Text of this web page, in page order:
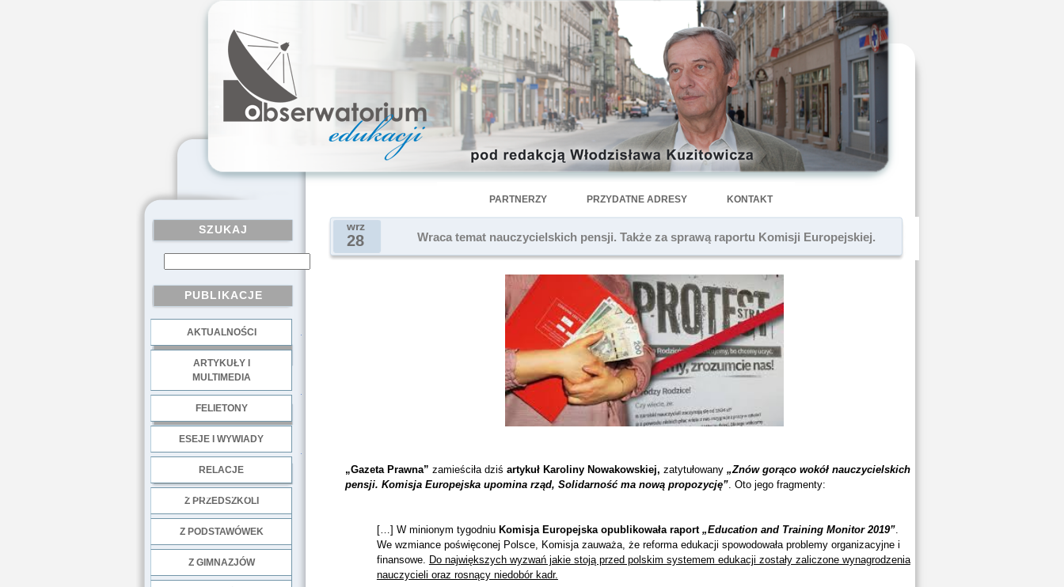
PARTNERZY PRZYDATNE ADRESY KONTAKT
SZUKAJ
PUBLIKACJE
AKTUALNOŚCI
ARTYKUŁY I
MULTIMEDIA
FELIETONY
ESEJE I WYWIADY
RELACJE
Z PRZEDSZKOLI
Z PODSTAWÓWEK
Z GIMNAZJÓW
wrz
28 Wraca temat nauczycielskich pensji. Także za sprawą raportu Komisji Europejskiej.
„Gazeta Prawna” zamieściła dziś artykuł Karoliny Nowakowskiej, zatytułowany „Znów gorąco wokół nauczycielskich
pensji. Komisja Europejska upomina rząd, Solidarność ma nową propozycję”. Oto jego fragmenty:
[…] W minionym tygodniu Komisja Europejska opublikowała raport „Education and Training Monitor 2019”.
We wzmiance poświęconej Polsce, Komisja zauważa, że reforma edukacji spowodowała problemy organizacyjne i
finansowe. Do największych wyzwań jakie stoją przed polskim systemem edukacji zostały zaliczone wynagrodzenia
nauczycieli oraz rosnący niedobór kadr.